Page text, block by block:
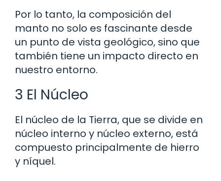
Por lo tanto, la composición del
manto no solo es fascinante desde
un punto de vista geológico, sino que
también tiene un impacto directo en
nuestro entorno.
3 El Núcleo
El núcleo de la Tierra, que se divide en
núcleo interno y núcleo externo, está
compuesto principalmente de hierro
y níquel.